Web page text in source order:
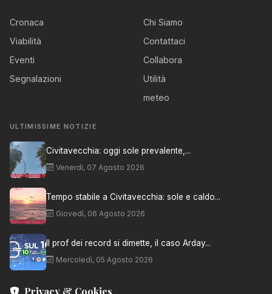
Cronaca
Viabilità
Eventi
Segnalazioni
Chi Siamo
Contattaci
Collabora
Utilità
meteo
ULTIMISSIME NOTIZIE
Civitavecchia: oggi sole prevalente,...
Venerdì, 07 Agosto 2026
Tempo stabile a Civitavecchia: sole e caldo...
Giovedì, 06 Agosto 2026
Il prof dei record si dimette, il caso Arday...
Mercoledì, 05 Agosto 2026
Privacy & Cookies